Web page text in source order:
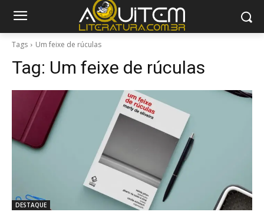
Tags Um feixe de rúculas
Tag: Um feixe de rúculas
DESTAQUE